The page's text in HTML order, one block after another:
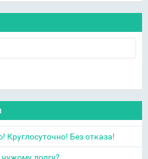
Круглосуточно! Без отказа!